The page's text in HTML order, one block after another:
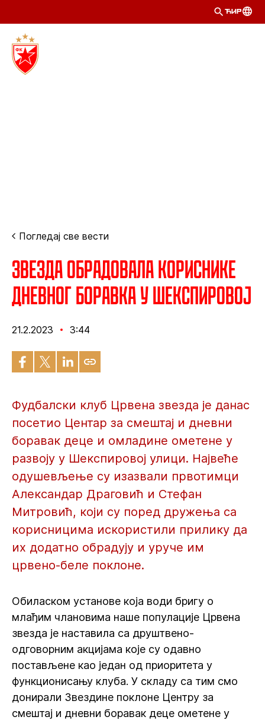
ЋИР
Погледај све вести
Звезда обрадовала кориснике
Дневног боравка у Шекспировој
21.2.2023 3:44
Фудбалски клуб Црвена звезда је данас
посетио Центар за смештај и дневни
боравак деце и омладине ометене у
развоју у Шекспировој улици. Највеће
одушевљење су изазвали првотимци
Александар Драговић и Стефан
Митровић, који су поред дружења са
корисницима искористили прилику да
их додатно обрадују и уруче им
црвено-беле поклоне.
Обиласком установе која води бригу о
млађим члановима наше популације Црвена
звезда је наставила са друштвено-
одговорним акцијама које су одавно
постављене као један од приоритета у
функционисању клуба. У складу са тим смо
донирали Звездине поклоне Центру за
смештај и дневни боравак деце ометене у